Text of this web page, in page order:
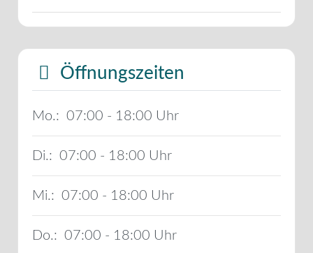
Öffnungszeiten
Mo.: 07:00 - 18:00
Di.: 07:00 - 18:00
Mi.: 07:00 - 18:00
Do.: 07:00 - 18:00